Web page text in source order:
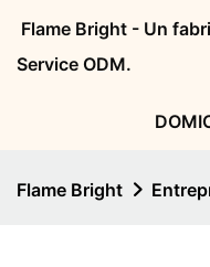
Flame Bright - Un
Service ODM.
Flame Bright